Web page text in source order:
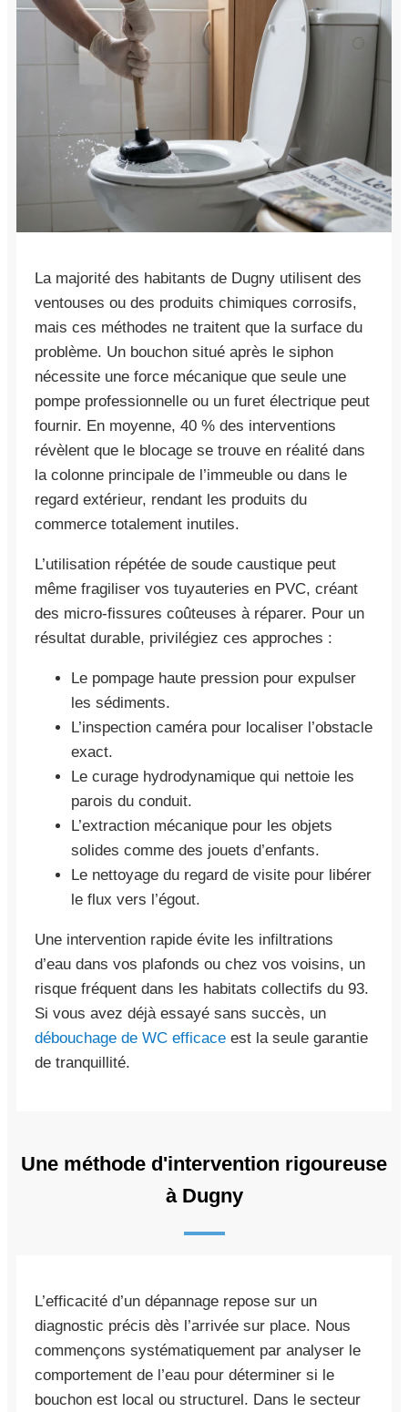
La majorité des habitants de Dugny utilisent des
ventouses ou des produits chimiques corrosifs,
mais ces méthodes ne traitent que la surface du
problème. Un bouchon situé après le siphon
nécessite une force mécanique que seule une
pompe professionnelle ou un furet électrique peut
fournir. En moyenne, 40 % des interventions
révèlent que le blocage se trouve en réalité dans
la colonne principale de l’immeuble ou dans le
regard extérieur, rendant les produits du
commerce totalement inutiles.
L’utilisation répétée de soude caustique peut
même fragiliser vos tuyauteries en PVC, créant
des micro-fissures coûteuses à réparer. Pour un
résultat durable, privilégiez ces approches :
Le pompage haute pression pour expulser
les sédiments.
L’inspection caméra pour localiser l’obstacle
exact.
Le curage hydrodynamique qui nettoie les
parois du conduit.
L’extraction mécanique pour les objets
solides comme des jouets d’enfants.
Le nettoyage du regard de visite pour libérer
le flux vers l’égout.
Une intervention rapide évite les infiltrations
d’eau dans vos plafonds ou chez vos voisins, un
risque fréquent dans les habitats collectifs du 93.
Si vous avez déjà essayé sans succès, un
débouchage de WC efficace est la seule garantie
de tranquillité.
Une méthode d'intervention rigoureuse
à Dugny
L’efficacité d’un dépannage repose sur un
diagnostic précis dès l’arrivée sur place. Nous
commençons systématiquement par analyser le
comportement de l’eau pour déterminer si le
bouchon est local ou structurel. Dans le secteur